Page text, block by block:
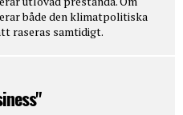
både den klimatpolitiska
raseras samtidigt.